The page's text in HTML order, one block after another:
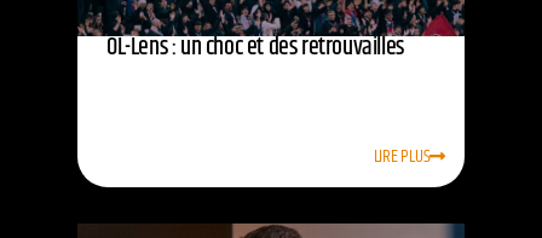
OL-Lens : un choc et des retrouvailles
LIRE PLUS